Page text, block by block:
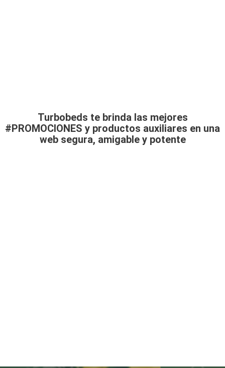
Turbobeds te brinda las mejores
#PROMOCIONES y productos auxiliares en una
web segura, amigable y potente